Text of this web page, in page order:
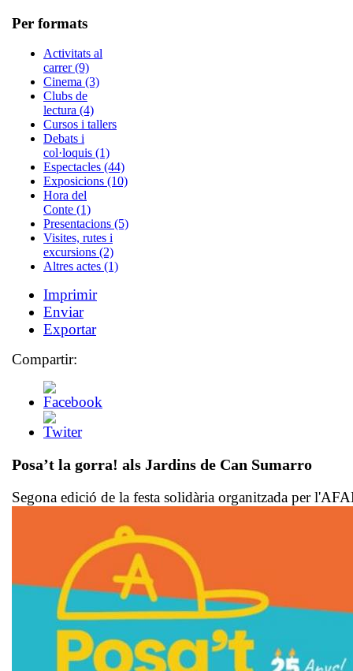
Per formats
Activitats al
carrer (9)
Cinema (3)
Clubs de
lectura (4)
Cursos i tallers
Debats i
col·loquis (1)
Espectacles (44)
Exposicions (10)
Hora del
Conte (1)
Presentacions (5)
Visites, rutes i
excursions (2)
Altres actes (1)
Imprimir
Enviar
Exportar
Compartir:
Posa’t la gorra! als Jardins de Can Sumarro
Segona edició de la festa solidària organitzada per